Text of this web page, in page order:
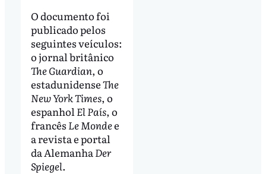
O documento foi
publicado pelos
seguintes veículos:
o jornal britânico
The Guardian, o
estadunidenseThe
New York Times, o
espanhol El País, o
francês Le Mondee
a revista e portal
da Alemanha Der
Spiegel.